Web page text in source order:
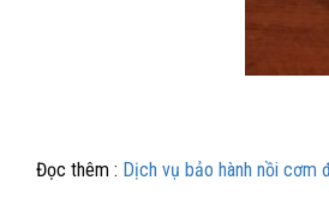
Đọc thêm : Dịch vụ bảo hành nồi cơm